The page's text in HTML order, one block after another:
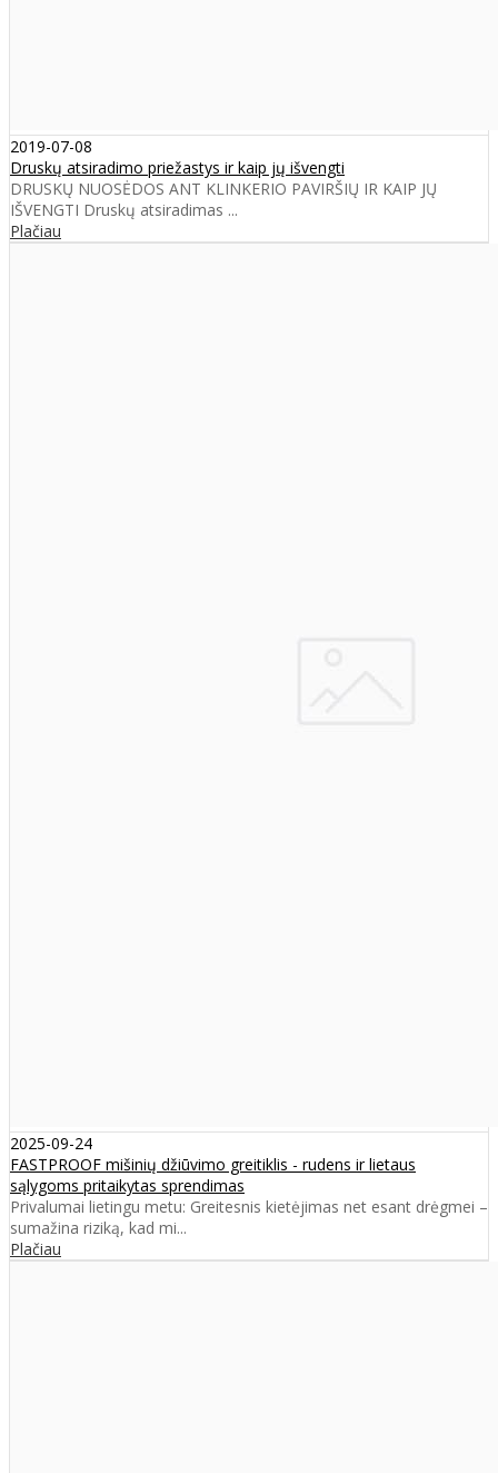
2019-07-08
Druskų atsiradimo priežastys ir kaip jų išvengti
DRUSKŲ NUOSĖDOS ANT KLINKERIO PAVIRŠIŲ IR KAIP JŲ
IŠVENGTI Druskų atsiradimas ...
Plačiau
2025-09-24
FASTPROOF mišinių džiūvimo greitiklis - rudens ir lietaus
sąlygoms pritaikytas sprendimas
Privalumai lietingu metu: Greitesnis kietėjimas net esant drėgmei –
sumažina riziką, kad mi...
Plačiau